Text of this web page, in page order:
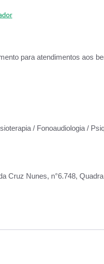
para atendimentos aos
/ Fonoaudiologia /
Cruz Nunes, n°6.748,